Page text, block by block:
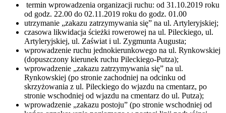
termin wprowadzenia organizacji ruchu: od 31.10.2019 roku
od godz. 22.00 do 02.11.2019 roku do godz. 01.00
utrzymanie „zakazu zatrzymywania się” na ul. Artyleryjskiej;
czasowa likwidacja ścieżki rowerowej na ul. Pileckiego, ul.
Artyleryjskiej, ul. Zaświat i ul. Zygmunta Augusta;
wprowadzenie ruchu jednokierunkowego na ul. Rynkowskiej
(dopuszczony kierunek ruchu Pileckiego-Putza);
wprowadzenie „zakazu zatrzymywania się” na ul.
Rynkowskiej (po stronie zachodniej na odcinku od
skrzyżowania z ul. Pileckiego do wjazdu na cmentarz, po
stronie wschodniej od wjazdu na cmentarz do ul. Putza);
wprowadzenie „zakazu postoju” (po stronie wschodniej od